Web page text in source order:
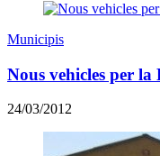
Municipis
Nous vehicles per
24/03/2012